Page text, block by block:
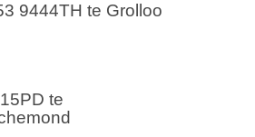
9444TH te Grolloo
te